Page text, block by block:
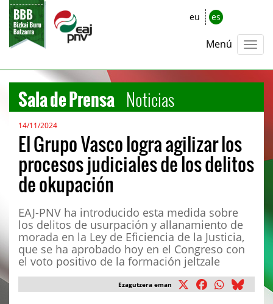
eu es
Menú
Sala de Prensa Noticias
14/11/2024
El Grupo Vasco logra agilizar los
procesos judiciales de los delitos
de okupación
EAJ-PNV ha introducido esta medida sobre
los delitos de usurpación y allanamiento de
morada en la Ley de Eficiencia de la Justicia,
que se ha aprobado hoy en el Congreso con
el voto positivo de la formación jeltzale
Ezagutzera eman